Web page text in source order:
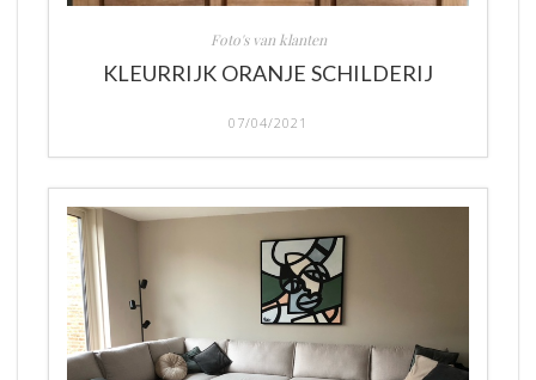
Foto's van klanten
KLEURRIJK ORANJE SCHILDERIJ
07/04/2021